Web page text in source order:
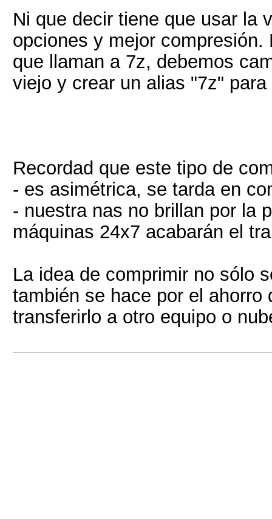
Ni que decir tiene que usar la
opciones y mejor
que llaman a 7z, debemos
viejo y crear un alias "7z"
Recordad que este tipo de
- es asimétrica, se tarda en
- nuestra nas no brillan por la
máquinas 24x7 acabarán el
La idea de comprimir no sólo
también se hace por el
transferirlo a otro equipo o